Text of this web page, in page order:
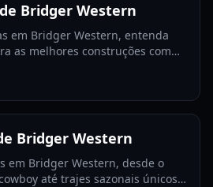
Bridger Western
em Bridger Western, entenda
as melhores construções com
Bridger Western
em Bridger Western, desde o
até trajes sazonais únicos,